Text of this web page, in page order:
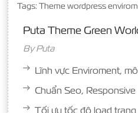
Tags: Theme wordpress
Puta Theme Green
ByPuta
Lĩnh vực Enviroment,
Chuẩn Seo, Responsive
Tối ưu tốc độ load trang